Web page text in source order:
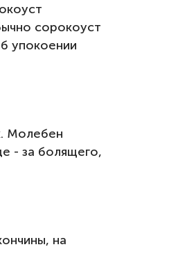
сорокоуст
упокоении
Молебен
- за болящего,
на